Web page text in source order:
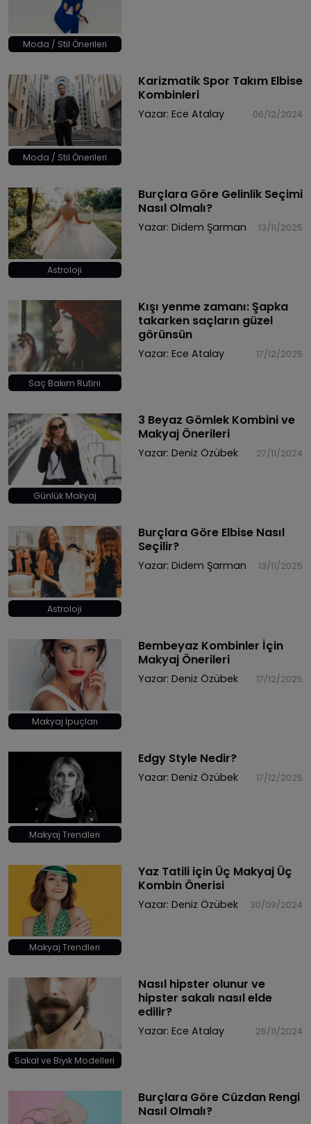
Moda / Stil Önerileri
Moda / Stil Önerileri
Karizmatik Spor Takım Elbise
Kombinleri
Yazar: Ece Atalay 06/12/2024
Astroloji
Burçlara Göre Gelinlik Seçimi
Nasıl Olmalı?
Yazar: Didem Şarman 13/11/2025
Saç Bakım Rutini
​Kışı yenme zamanı: Şapka
takarken saçların güzel
görünsün
Yazar: Ece Atalay 17/12/2025
Günlük Makyaj
3 Beyaz Gömlek Kombini ve
Makyaj Önerileri
Yazar: Deniz Özübek 27/11/2024
Astroloji
Burçlara Göre Elbise Nasıl
Seçilir?
Yazar: Didem Şarman 13/11/2025
Makyaj İpuçları
Bembeyaz Kombinler İçin
Makyaj Önerileri
Yazar: Deniz Özübek 17/12/2025
Makyaj Trendleri
Edgy Style Nedir?
Yazar: Deniz Özübek 17/12/2025
Makyaj Trendleri
Yaz Tatili için Üç Makyaj Üç
Kombin Önerisi
Yazar: Deniz Özübek 30/09/2024
Sakal ve Bıyık Modelleri
​Nasıl hipster olunur ve
hipster sakalı nasıl elde
edilir?
Yazar: Ece Atalay 26/11/2024
Burçlara Göre Cüzdan Rengi
Nasıl Olmalı?